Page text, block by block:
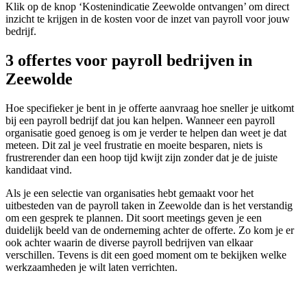
Klik op de knop ‘Kostenindicatie Zeewolde ontvangen’ om direct
inzicht te krijgen in de kosten voor de inzet van payroll voor jouw
bedrijf.
3 offertes voor payroll bedrijven in
Zeewolde
Hoe specifieker je bent in je offerte aanvraag hoe sneller je uitkomt
bij een payroll bedrijf dat jou kan helpen. Wanneer een payroll
organisatie goed genoeg is om je verder te helpen dan weet je dat
meteen. Dit zal je veel frustratie en moeite besparen, niets is
frustrerender dan een hoop tijd kwijt zijn zonder dat je de juiste
kandidaat vind.
Als je een selectie van organisaties hebt gemaakt voor het
uitbesteden van de payroll taken in Zeewolde dan is het verstandig
om een gesprek te plannen. Dit soort meetings geven je een
duidelijk beeld van de onderneming achter de offerte. Zo kom je er
ook achter waarin de diverse payroll bedrijven van elkaar
verschillen. Tevens is dit een goed moment om te bekijken welke
werkzaamheden je wilt laten verrichten.